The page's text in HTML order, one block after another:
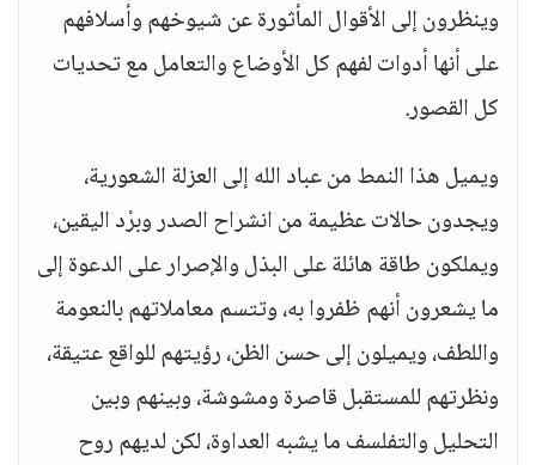
وينظرون إلى الأقوال المأثورة عن شيوخهم وأسلافهم
على أنها أدوات لفهم كل الأوضاع والتعامل مع تحديات
كل القصور.
ويميل هذا النمط من عباد الله إلى العزلة الشعورية،
ويجدون حالات عظيمة من انشراح الصدر وبرْد اليقين،
ويملكون طاقة هائلة على البذل والإصرار على الدعوة إلى
ما يشعرون أنهم ظفروا به، وتتسم معاملاتهم بالنعومة
واللطف، ويميلون إلى حسن الظن، رؤيتهم للواقع عتيقة،
ونظرتهم للمستقبل قاصرة ومشوشة، وبينهم وبين
التحليل والتفلسف ما يشبه العداوة، لكن لديهم روح